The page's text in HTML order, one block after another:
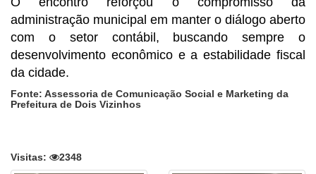
administração municipal em manter o diálogo aberto
com o setor contábil, buscando sempre o
desenvolvimento econômico e a estabilidade fiscal
da cidade.
Fonte: Assessoria de Comunicação Social e Marketing da
Prefeitura de Dois Vizinhos
Visitas: 2348